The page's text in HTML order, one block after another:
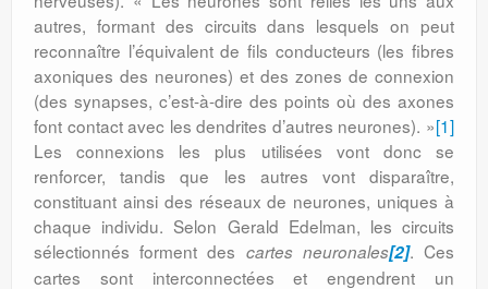
autres, formant des circuits dans lesquels on peut
reconnaître l’équivalent de fils conducteurs (les fibres
axoniques des neurones) et des zones de connexion
(des synapses, c’est-à-dire des points où des axones
font contact avec les dendrites d’autres neurones). »[1]
Les connexions les plus utilisées vont donc se
renforcer, tandis que les autres vont disparaître,
constituant ainsi des réseaux de neurones, uniques à
chaque individu. Selon Gerald Edelman, les circuits
sélectionnés forment des cartes neuronales[2]. Ces
cartes sont interconnectées et engendrent un